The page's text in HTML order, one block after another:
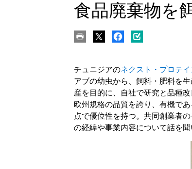
食品廃棄物を
チュニジアのネクスト・プロテイ
アブの幼虫から、飼料・肥料を
産を目的に、自社で研究と品種
欧州規格の品質を誇り、有機で
点で優位性を持つ。共同創業者
の経緯や事業内容について話を聞